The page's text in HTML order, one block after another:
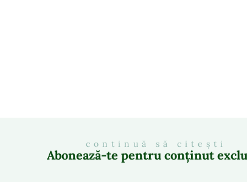
continuă să citești
Abonează-te pentru conținut